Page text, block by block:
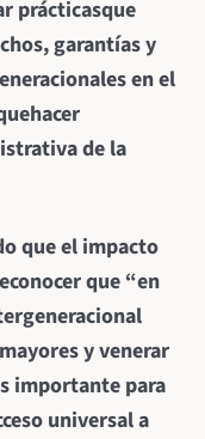
prácticasque
garantías y
en el
de la
que el impacto
que “en
y venerar
importante para
universal a